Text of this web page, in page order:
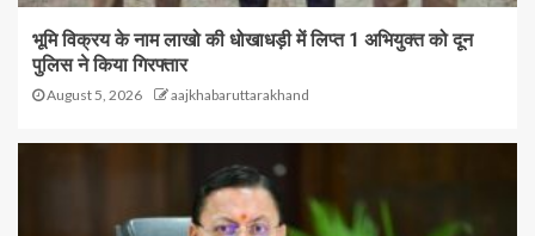
भूमि विक्रय के नाम लाखो की धोखाधड़ी में लिप्त 1 अभियुक्त को दून
पुलिस ने किया गिरफ्तार
August 5, 2026 aajkhabaruttarakhand